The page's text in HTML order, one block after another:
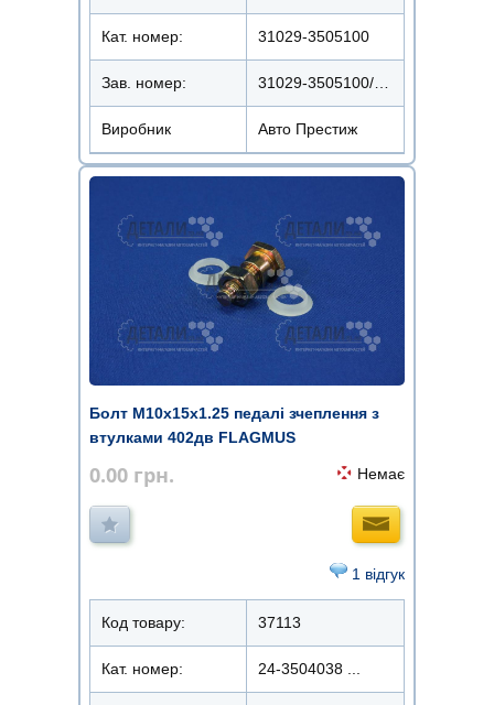
Кат. номер: 31029-3505100
Зав. номер:
Виробник Авто Престиж
Болт М10х15х1.25 педалі зчеплення з
втулками 402дв FLAGMUS
0.00 грн. Немає
1 відгук
Код товару: 37113
Кат. номер: 24-3504038 ...